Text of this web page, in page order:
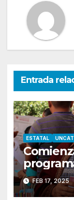
Entrada
ESTATAL
FEB 17, 2025